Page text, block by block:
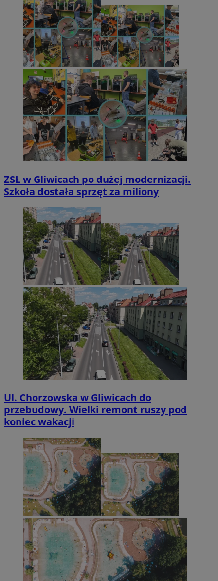
ZSŁ w Gliwicach po dużej modernizacji.
Szkoła dostała sprzęt za miliony
Ul. Chorzowska w Gliwicach do
przebudowy. Wielki remont ruszy pod
koniec wakacji